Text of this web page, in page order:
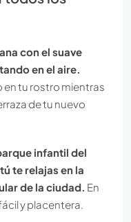
con el suave
en el aire.
en tu rostro mientras
de tu nuevo
infantil del
te relajas en la
de la ciudad. En
y placentera.